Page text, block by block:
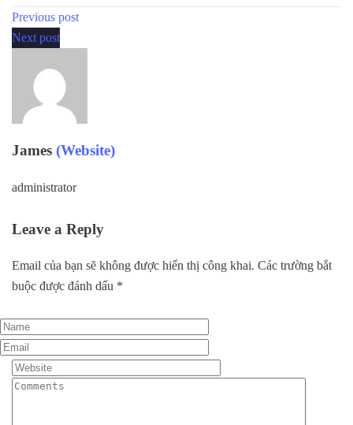
Previous post
Next post
James (Website)
administrator
Leave a Reply
Email của bạn sẽ không được hiển thị công khai. Các trường bắt
buộc được đánh dấu *